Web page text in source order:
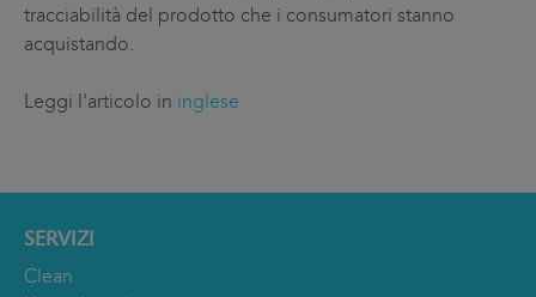
tracciabilità del prodotto che i consumatori stanno
acquistando.
Leggi l'articolo in inglese
SERVIZI
Clean